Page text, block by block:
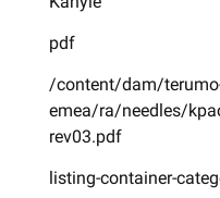
pdf
/content/dam/
emea/ra/needles/
rev03.pdf
listing-container-